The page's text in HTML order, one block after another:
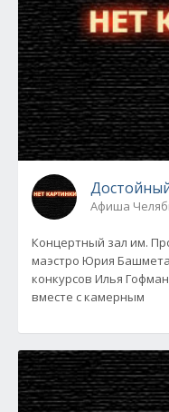
Афиша
Концертный зал им.
маэстро Юрия
конкурсов Илья
вместе с камерным